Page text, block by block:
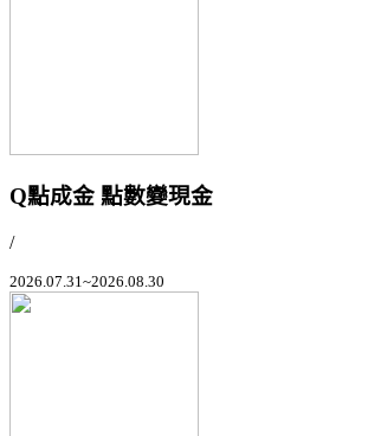
Q點成金 點數變現金
/
2026.07.31~2026.08.30